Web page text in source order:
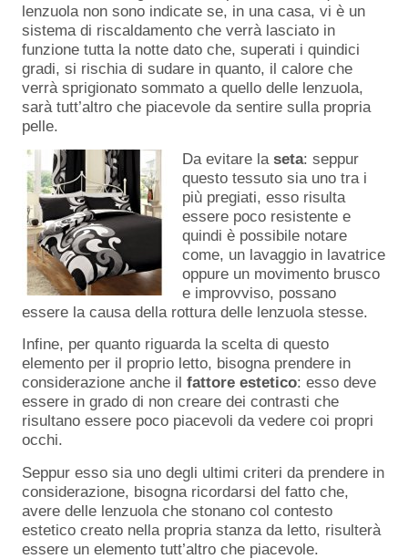
lenzuola non sono indicate se, in una casa, vi è un
sistema di riscaldamento che verrà lasciato in
funzione tutta la notte dato che, superati i quindici
gradi, si rischia di sudare in quanto, il calore che
verrà sprigionato sommato a quello delle lenzuola,
sarà tutt’altro che piacevole da sentire sulla propria
pelle.
Da evitare la seta: seppur
questo tessuto sia uno tra i
più pregiati, esso risulta
essere poco resistente e
quindi è possibile notare
come, un lavaggio in lavatrice
oppure un movimento brusco
e improvviso, possano
essere la causa della rottura delle lenzuola stesse.
Infine, per quanto riguarda la scelta di questo
elemento per il proprio letto, bisogna prendere in
considerazione anche il fattore estetico: esso deve
essere in grado di non creare dei contrasti che
risultano essere poco piacevoli da vedere coi propri
occhi.
Seppur esso sia uno degli ultimi criteri da prendere in
considerazione, bisogna ricordarsi del fatto che,
avere delle lenzuola che stonano col contesto
estetico creato nella propria stanza da letto, risulterà
essere un elemento tutt’altro che piacevole.